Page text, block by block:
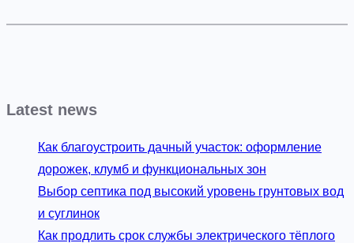
Latest news
Как благоустроить дачный участок: оформление
дорожек, клумб и функциональных зон
Выбор септика под высокий уровень грунтовых вод
и суглинок
Как продлить срок службы электрического тёплого